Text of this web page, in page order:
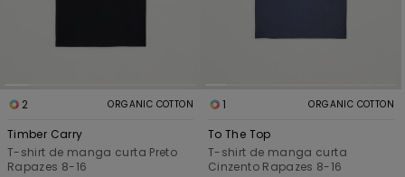
2 ORGANIC COTTON
Timber Carry
T-shirt de manga curta Preto
Rapazes 8-16
1 ORGANIC COTTON
To The Top
T-shirt de manga curta
Cinzento Rapazes 8-16